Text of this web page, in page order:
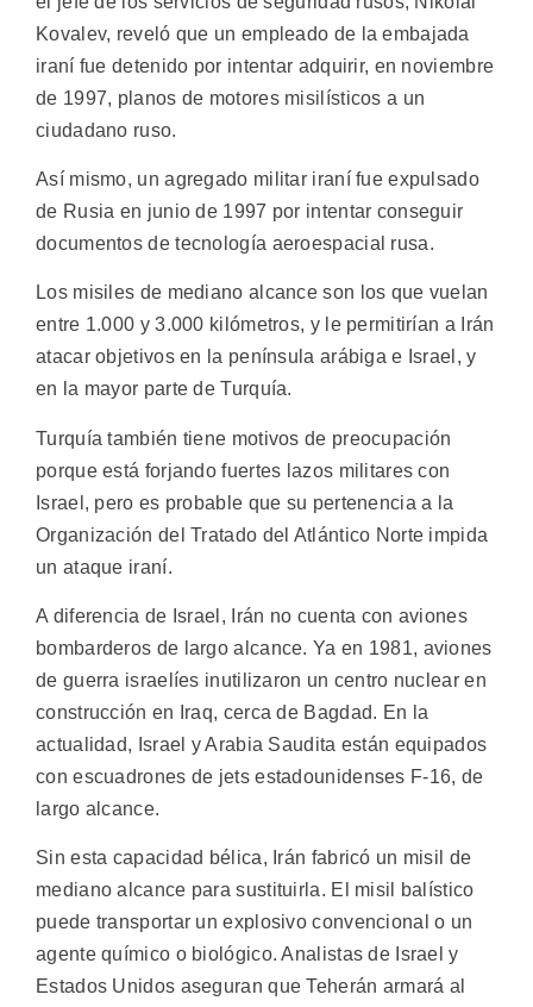
Kovalev, reveló que un empleado de la embajada
iraní fue detenido por intentar adquirir, en noviembre
de 1997, planos de motores misilísticos a un
ciudadano ruso.
Así mismo, un agregado militar iraní fue expulsado
de Rusia en junio de 1997 por intentar conseguir
documentos de tecnología aeroespacial rusa.
Los misiles de mediano alcance son los que vuelan
entre 1.000 y 3.000 kilómetros, y le permitirían a Irán
atacar objetivos en la península arábiga e Israel, y
en la mayor parte de Turquía.
Turquía también tiene motivos de preocupación
porque está forjando fuertes lazos militares con
Israel, pero es probable que su pertenencia a la
Organización del Tratado del Atlántico Norte impida
un ataque iraní.
A diferencia de Israel, Irán no cuenta con aviones
bombarderos de largo alcance. Ya en 1981, aviones
de guerra israelíes inutilizaron un centro nuclear en
construcción en Iraq, cerca de Bagdad. En la
actualidad, Israel y Arabia Saudita están equipados
con escuadrones de jets estadounidenses F-16, de
largo alcance.
Sin esta capacidad bélica, Irán fabricó un misil de
mediano alcance para sustituirla. El misil balístico
puede transportar un explosivo convencional o un
agente químico o biológico. Analistas de Israel y
Estados Unidos aseguran que Teherán armará al